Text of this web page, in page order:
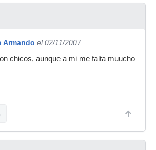
Armando el 02/11/2007
chicos, aunque a mi me falta muucho